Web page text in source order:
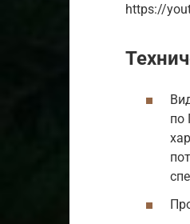
https://
по